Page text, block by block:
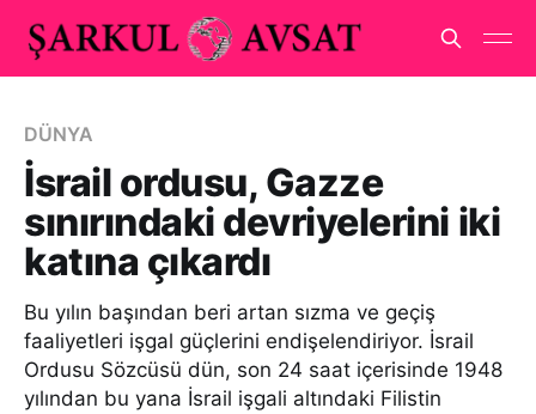
DÜNYA
İsrail ordusu, Gazze
sınırındaki devriyelerini iki
katına çıkardı
Bu yılın başından beri artan sızma ve geçiş
faaliyetleri işgal güçlerini endişelendiriyor. İsrail
Ordusu Sözcüsü dün, son 24 saat içerisinde 1948
yılından bu yana İsrail işgali altındaki Filistin